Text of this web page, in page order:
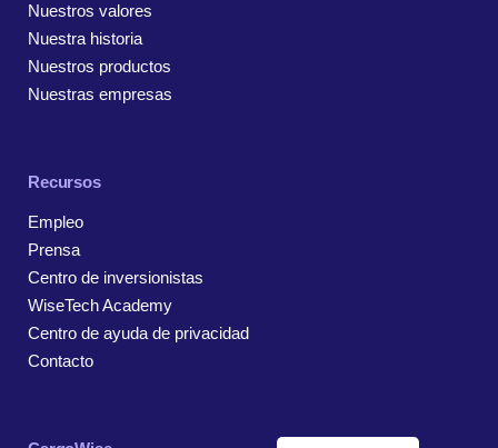
Nuestros valores
Nuestra historia
Nuestros productos
Nuestras empresas
Recursos
Empleo
Prensa
Centro de inversionistas
WiseTech Academy
Centro de ayuda de privacidad
Contacto